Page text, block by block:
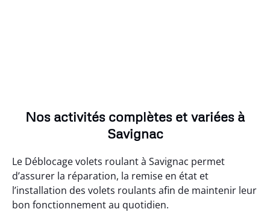
Nos activités complètes et variées à
Savignac
Le Déblocage volets roulant à Savignac permet
d’assurer la réparation, la remise en état et
l’installation des volets roulants afin de maintenir leur
bon fonctionnement au quotidien.